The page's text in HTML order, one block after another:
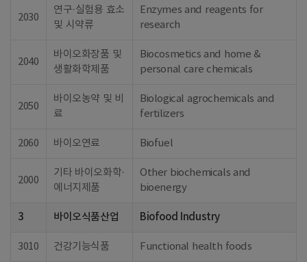
2030
연구·실험용 효소
및 시약류
Enzymes and reagents for
research
2040
바이오화장품 및
생활화학제품
Biocosmetics and home &
personal care chemicals
2050
바이오농약 및 비
료
Biological agrochemicals and
fertilizers
2060 바이오연료 Biofuel
2000
기타 바이오화학·
에너지제품
Other biochemicals and
bioenergy
3 바이오식품산업 Biofood Industry
3010 건강기능식품 Functional health foods